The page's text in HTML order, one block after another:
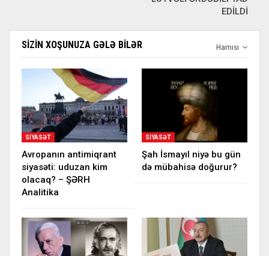
EDİLDİ
Hamısı
SIZIN XOŞUNUZA GƏLƏ BILƏR
SIYASƏT
Avropanın antimiqrant
siyasəti: uduzan kim
olacaq? – ŞƏRH
Analitika
SIYASƏT
Şah İsmayıl niyə bu gün
də mübahisə doğurur?